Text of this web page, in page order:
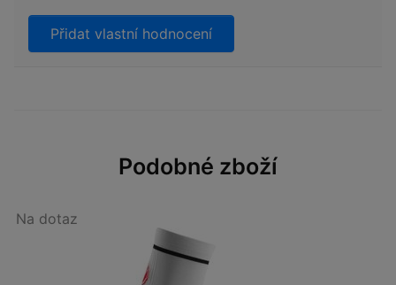
Přidat vlastní hodnocení
Podobné zboží
Na dotaz